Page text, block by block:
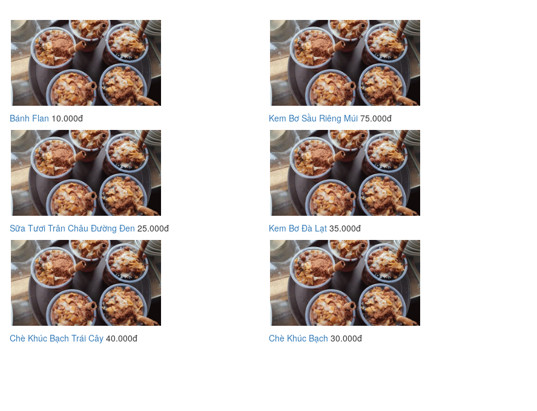
Bánh Flan 10.000đ Kem Bơ Sầu Riêng Múi 75.000đ
Sữa Tươi Trân Châu Đường Đen 25.000đ Kem Bơ Đà Lạt 35.000đ
Chè Khúc Bạch Trái Cây 40.000đ Chè Khúc Bạch 30.000đ